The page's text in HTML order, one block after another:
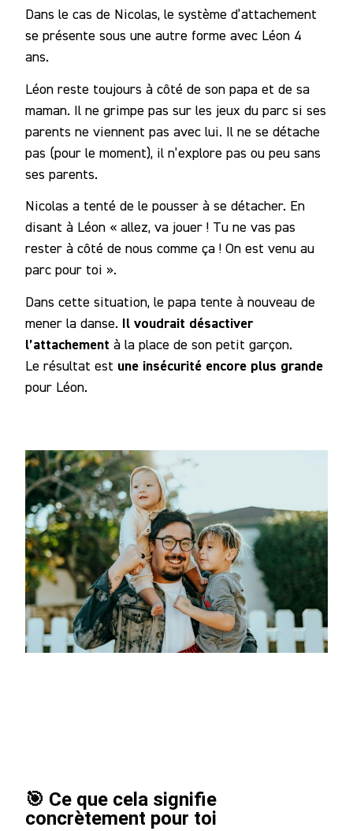
Dans le cas de Nicolas, le système d’attachement
se présente sous une autre forme avec Léon 4
ans.
Léon reste toujours à côté de son papa et de sa
maman. Il ne grimpe pas sur les jeux du parc si ses
parents ne viennent pas avec lui. Il ne se détache
pas (pour le moment), il n’explore pas ou peu sans
ses parents.
Nicolas a tenté de le pousser à se détacher. En
disant à Léon « allez, va jouer ! Tu ne vas pas
rester à côté de nous comme ça ! On est venu au
parc pour toi ».
Dans cette situation, le papa tente à nouveau de
mener la danse. Il voudrait désactiver
l’attachement à la place de son petit garçon.
Le résultat est une insécurité encore plus grande
pour Léon.
🎯 Ce que cela signifie
concrètement pour toi